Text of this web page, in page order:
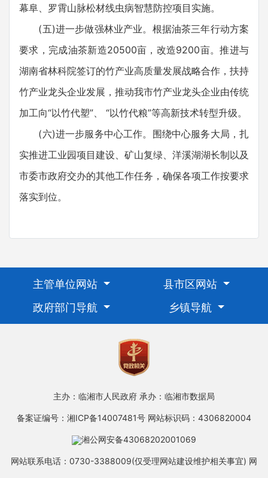
幕阜、罗霄山脉松材线虫病智慧防控项目实施。
(五)进一步做强林业产业。根据油茶三年行动方案
要求，完成油茶新造20500亩，改造9200亩。推进与
湖南省林科院签订的竹产业高质量发展战略合作，扶持
竹产业龙头企业发展，推动我市竹产业龙头企业由传统
加工向“以竹代塑”、 “以竹代粮”等高新技术转型升级。
(六)进一步服务中心工作。围绕中心服务大局，扎
实推进工业园项目建设、矿山复绿、洋溪湖湖长制以及
市委市政府交办的其他工作任务，确保各项工作按要求
落实到位。
主管单位网站
县市区网站
政府部门导航
乡镇导航
主办：临湘市人民政府 承办：临湘市数据局
备案证编号：湘ICP备14007481号 网站标识码：4306820004
湘公网安备43068202001069
网站联系电话：0730-3388009(仅受理网站建设维护相关事宜) 网